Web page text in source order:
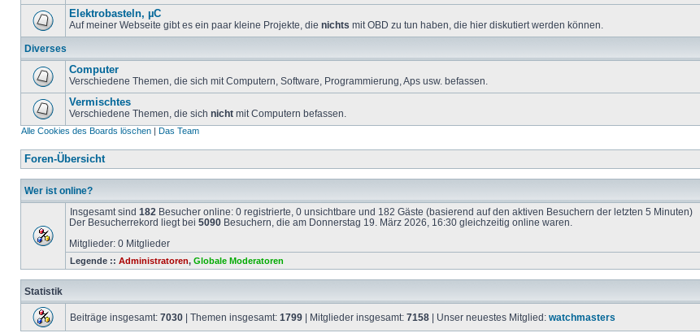
Elektrobasteln, µC
Auf meiner Webseite gibt es ein paar kleine Projekte, die nichts mit OBD zu tun haben, die hier diskutiert werden können.
Diverses
Computer
Verschiedene Themen, die sich mit Computern, Software, Programmierung, Aps usw. befassen.
Vermischtes
Verschiedene Themen, die sich nicht mit Computern befassen.
Alle Cookies des Boards löschen | Das Team
Foren-Übersicht
Wer ist online?
Insgesamt sind 182 Besucher online: 0 registrierte, 0 unsichtbare und 182 Gäste (basierend auf den aktiven Besuchern der letzten 5 Minuten)
Der Besucherrekord liegt bei 5090 Besuchern, die am Donnerstag 19. März 2026, 16:30 gleichzeitig online waren.
Mitglieder: 0 Mitglieder
Legende :: Administratoren, Globale Moderatoren
Statistik
Beiträge insgesamt: 7030 | Themen insgesamt: 1799 | Mitglieder insgesamt: 7158 | Unser neuestes Mitglied: watchmasters